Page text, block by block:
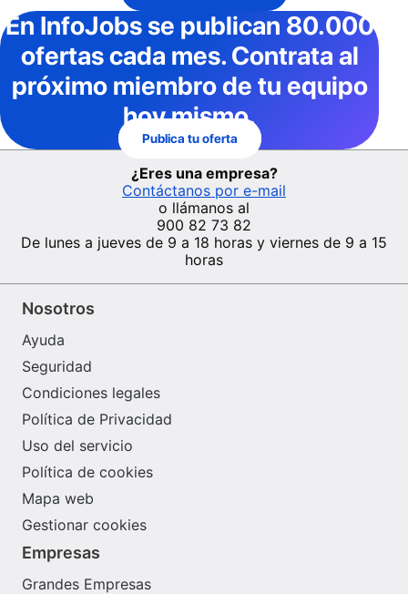
En InfoJobsse publican 80.000
ofertas cada mes. Contrata al
próximo miembro de tu equipo
hoy mismo.
Publica tu oferta
¿Eres una empresa?
Contáctanos por e-mail
o llámanos al
900 82 73 82
De lunes a jueves de 9 a 18 horas y viernes de 9 a 15
horas
Nosotros
Ayuda
Seguridad
Condiciones legales
Política de Privacidad
Uso del servicio
Política de cookies
Mapa web
Gestionar cookies
Empresas
Grandes Empresas